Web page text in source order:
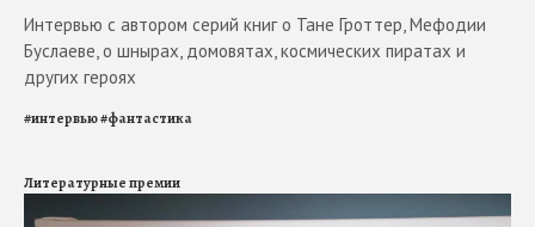
Интервью с автором серий книг о Тане Гроттер, Мефодии
Буслаеве, о шнырах, домовятах, космических пиратах и
других героях
#интервью#фантастика
Литературные премии